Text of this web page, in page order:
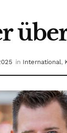
in International,